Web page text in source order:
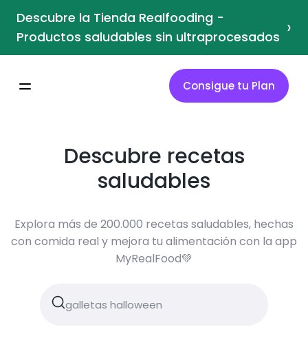
Descubre la Tienda Realfooding -
Productos saludables sin ultraprocesados ›
Consigue tu Plan
Descubre recetas
saludables
Explora más de 200.000 recetas saludables, hechas
con comida real y mejora tu alimentación con la app
MyRealFood💚